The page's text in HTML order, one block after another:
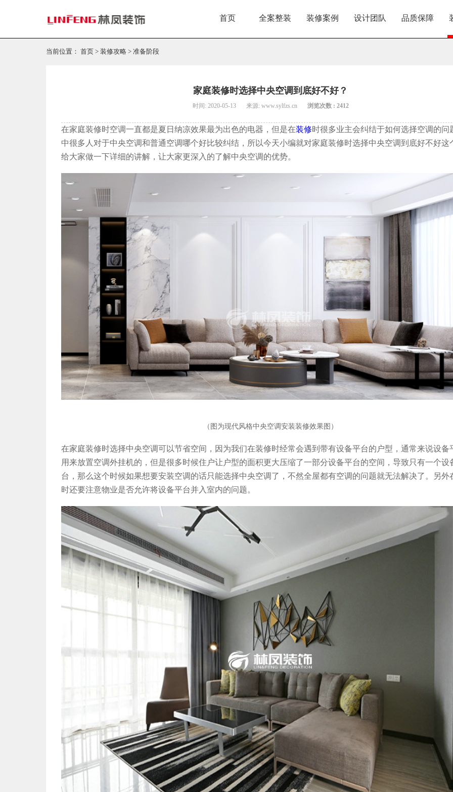
首页 全案整装 装修案例 设计团队 品质保障
当前位置： 首页 > 装修攻略 > 准备阶段
家庭装修时选择中央空调到底好不好？
时间: 2020-05-13 来源: www.sylfzs.cn 浏览次数 : 2412
在家庭装修时空调一直都是夏日纳凉效果最为出色的电器，但是在装修时很多业主会纠结于如何选择空调的问
中很多人对于中央空调和普通空调哪个好比较纠结，所以今天小编就对家庭装修时选择中央空调到底好不好这
给大家做一下详细的讲解，让大家更深入的了解中央空调的优势。
（图为现代风格中央空调安装装修效果图）
在家庭装修时选择中央空调可以节省空间，因为我们在装修时经常会遇到带有设备平台的户型，通常来说设备
用来放置空调外挂机的，但是很多时候住户让户型的面积更大压缩了一部分设备平台的空间，导致只有一个设
台，那么这个时候如果想要安装空调的话只能选择中央空调了，不然全屋都有空调的问题就无法解决了。另外
时还要注意物业是否允许将设备平台并入室内的问题。